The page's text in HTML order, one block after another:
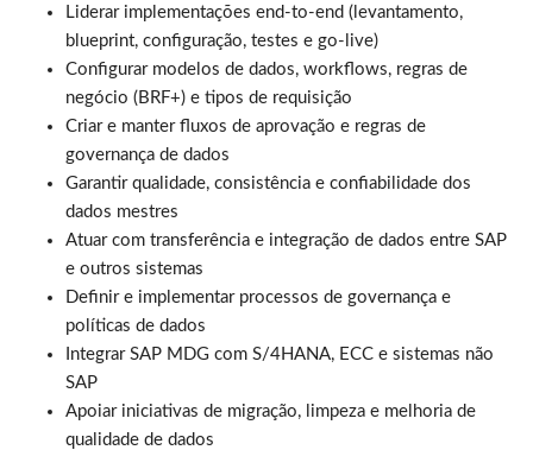
Liderar implementações end-to-end (levantamento,
blueprint, configuração, testes e go-live)
Configurar modelos de dados, workflows, regras de
negócio (BRF+) e tipos de requisição
Criar e manter fluxos de aprovação e regras de
governança de dados
Garantir qualidade, consistência e confiabilidade dos
dados mestres
Atuar com transferência e integração de dados entre SAP
e outros sistemas
Definir e implementar processos de governança e
políticas de dados
Integrar SAP MDG com S/4HANA, ECC e sistemas não
SAP
Apoiar iniciativas de migração, limpeza e melhoria de
qualidade de dados